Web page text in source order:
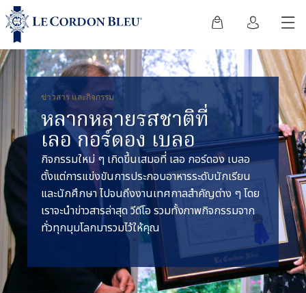
ข่าวสาร และกิจกรรม
หลากหลายรสชาติที่
เลอ กอร์ดอง เบลอ
กิจกรรมใหม่ ๆ เกิดขึ้นเสมอที่ เลอ กอร์ดอง เบลอ
ตั้งแต่การแข่งขันการประกอบอาหารระดับนักเรียน
และนักศึกษา ไปจนถึงงานเทศกาลสำคัญต่าง ๆ โดย
เราจะนำข่าวสารล่าสุด วีดีโอ รวมทั้งภาพกิจกรรมจาก
ทั่วทุกมุมโลกมารวมไว้ให้คุณ